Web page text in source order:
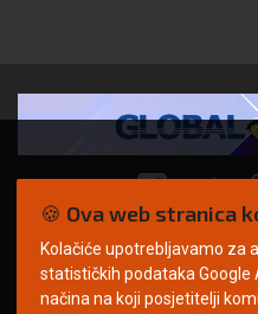
🍪 Ova web stranica
Kolačiće upotrebljavamo za
statističkih podataka
načina na koji posjetitelji